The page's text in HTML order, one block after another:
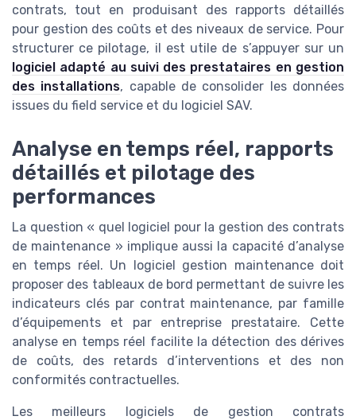
contrats, tout en produisant des rapports détaillés
pour gestion des coûts et des niveaux de service. Pour
structurer ce pilotage, il est utile de s’appuyer sur un
logiciel adapté au suivi des prestataires en gestion
des installations, capable de consolider les données
issues du field service et du logiciel SAV.
Analyse en temps réel, rapports
détaillés et pilotage des
performances
La question « quel logiciel pour la gestion des contrats
de maintenance » implique aussi la capacité d’analyse
en temps réel. Un logiciel gestion maintenance doit
proposer des tableaux de bord permettant de suivre les
indicateurs clés par contrat maintenance, par famille
d’équipements et par entreprise prestataire. Cette
analyse en temps réel facilite la détection des dérives
de coûts, des retards d’interventions et des non
conformités contractuelles.
Les meilleurs logiciels de gestion contrats